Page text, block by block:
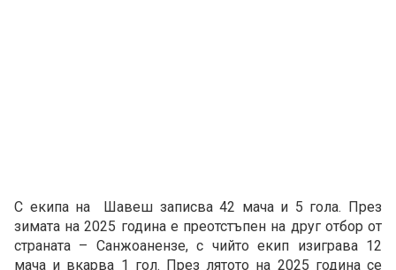
С екипа на Шавеш записва 42 мача и 5 гола. През
зимата на 2025 година е преотстъпен на друг отбор от
страната – Санжоанензе, с чийто екип изиграва 12
мача и вкарва 1 гол. През лятото на 2025 година се